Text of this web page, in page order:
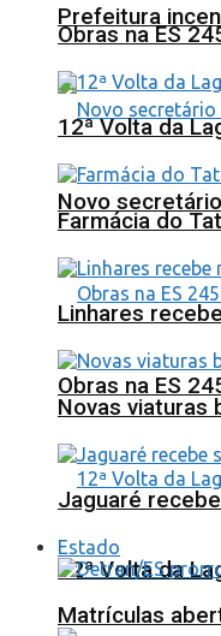
Prefeitura
Novo
Obras na ES
12ª Volta da
Obras na ES
12ª Volta da
Farmácia do
Linhares
Novas viaturas
Jaguaré
Estado
Matrículas